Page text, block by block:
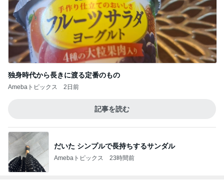
独身時代から長きに渡る定番のもの
Amebaトピックス 2日前
記事を読む
だいた シンプルで長持ちするサンダル
Amebaトピックス 23時間前